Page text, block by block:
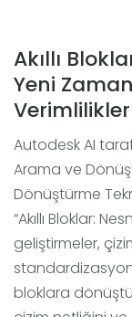
Akıllı
Yeni
Verimlilikler
Autodesk AI
Arama ve
Dönüştürme
“Akıllı Bloklar:
geliştirmeler,
bloklara